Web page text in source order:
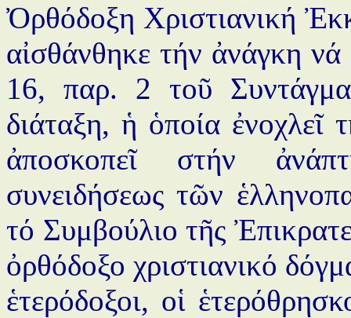
Ὀρθόδοξη Χριστιανική
αἰσθάνθηκε τήν ἀνάγκη νά
16, παρ. 2 τοῦ
διάταξη, ἡ ὁποία
ἀποσκοπεῖ στήν
συνειδήσεως τῶν
τό Συμβούλιο τῆς
ὀρθόδοξο χριστιανικό
ἑτερόδοξοι, οἱ